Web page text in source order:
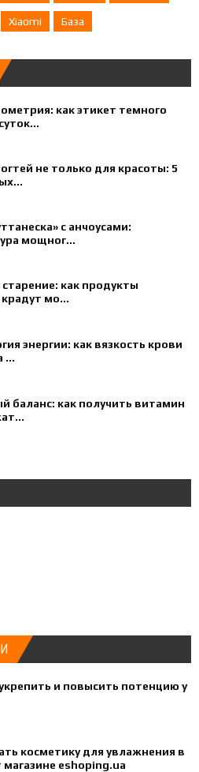
Xiaomi База
как этикет темного
не только для красоты: 5
с анчоусами:
мощног...
как продукты
мо...
энергии: как вязкость крови
...
баланс: как получить витамин
и повысить потенцию у
косметику для увлажнения в
магазине eshoping.ua